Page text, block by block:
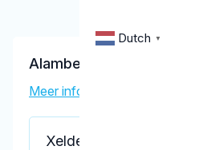
Dutch ▼
Alambeigi, A.
Meer informatie tandarts
Xeldent